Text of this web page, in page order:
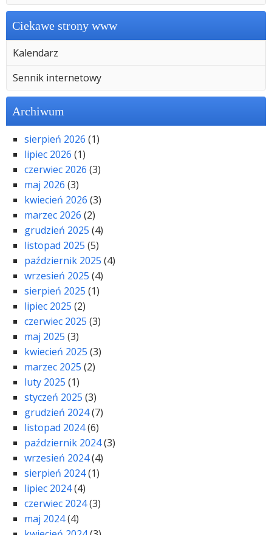
Ciekawe strony www
Kalendarz
Sennik internetowy
Archiwum
sierpień 2026 (1)
lipiec 2026 (1)
czerwiec 2026 (3)
maj 2026 (3)
kwiecień 2026 (3)
marzec 2026 (2)
grudzień 2025 (4)
listopad 2025 (5)
październik 2025 (4)
wrzesień 2025 (4)
sierpień 2025 (1)
lipiec 2025 (2)
czerwiec 2025 (3)
maj 2025 (3)
kwiecień 2025 (3)
marzec 2025 (2)
luty 2025 (1)
styczeń 2025 (3)
grudzień 2024(7)
listopad 2024(6)
październik 2024(3)
wrzesień 2024(4)
sierpień 2024(1)
lipiec 2024(4)
czerwiec 2024(3)
maj 2024(4)